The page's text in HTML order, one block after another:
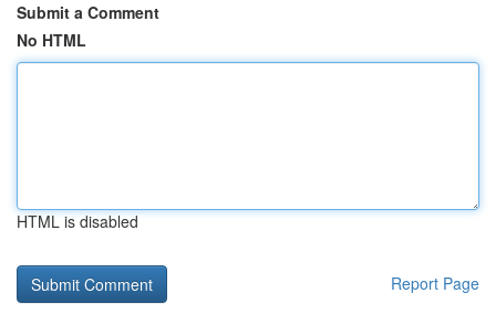
Submit a Comment
No HTML
HTML is disabled
Report Page